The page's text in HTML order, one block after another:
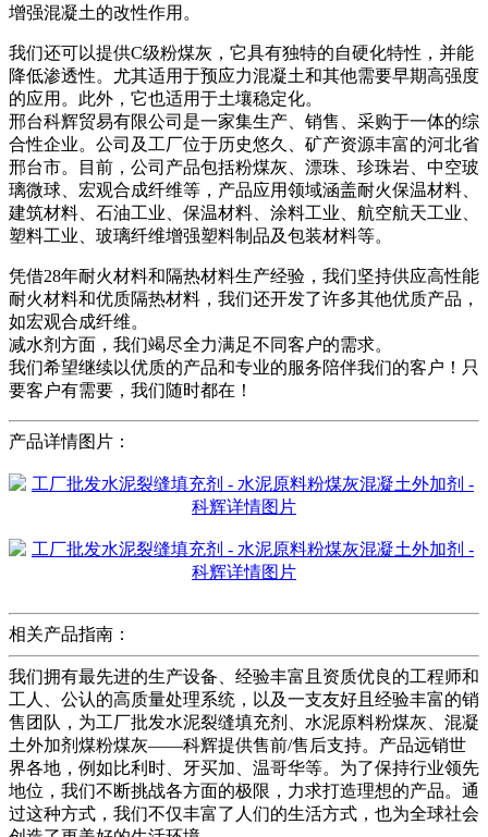
增强混凝土的改性作用。
我们还可以提供C级粉煤灰，它具有独特的自硬化特性，并能
降低渗透性。尤其适用于预应力混凝土和其他需要早期高强度
的应用。此外，它也适用于土壤稳定化。
邢台科辉贸易有限公司是一家集生产、销售、采购于一体的综
合性企业。公司及工厂位于历史悠久、矿产资源丰富的河北省
邢台市。目前，公司产品包括粉煤灰、漂珠、珍珠岩、中空玻
璃微球、宏观合成纤维等，产品应用领域涵盖耐火保温材料、
建筑材料、石油工业、保温材料、涂料工业、航空航天工业、
塑料工业、玻璃纤维增​​强塑料制品及包装材料等。
凭借28年耐火材料和隔热材料生产经验，我们坚持供应高性能
耐火材料和优质隔热材料，我们还开发了许多其他优质产品，
如宏观合成纤维。
减水剂方面，我们竭尽全力满足不同客户的需求。
我们希望继续以优质的产品和专业的服务陪伴我们的客户！只
要客户有需要，我们随时都在！
产品详情图片：
相关产品指南：
我们拥有最先进的生产设备、经验丰富且资质优良的工程师和
工人、公认的高质量处理系统，以及一支友好且经验丰富的销
售团队，为工厂批发水泥裂缝填充剂、水泥原料粉煤灰、混凝
土外加剂煤粉煤灰——科辉提供售前/售后支持。产品远销世
界各地，例如比利时、牙买加、温哥华等。为了保持行业领先
地位，我们不断挑战各方面的极限，力求打造理想的产品。通
过这种方式，我们不仅丰富了人们的生活方式，也为全球社会